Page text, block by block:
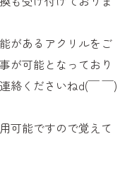
があるアクリルをご
が可能となっており
絡くださいねd(￣ ￣)
可能ですので覚えて